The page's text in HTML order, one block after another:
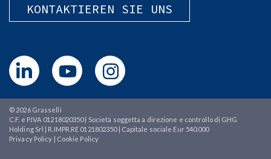
KONTAKTIEREN SIE UNS
© 2026 Grasselli
C.F. e P.IVA 01218020350 | Società soggetta a direzione e controllo di GHG
Holding Srl | R.IMPR.RE 0121802350 | Capitale sociale Eur 540.000
Privacy Policy
Cookie Policy